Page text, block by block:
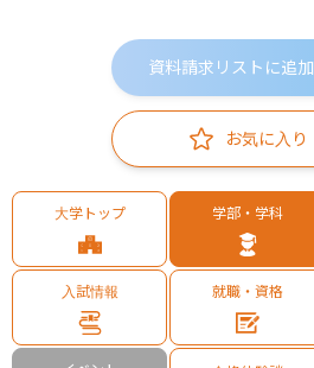
資料請求リストに追加
お気に入り
大学トップ 学部・学科
入試情報 就職・資格